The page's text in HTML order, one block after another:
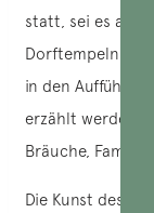
statt, sei es auf
Dorftempeln
in den
erzählt werden,
Bräuche,
Die Kunst des